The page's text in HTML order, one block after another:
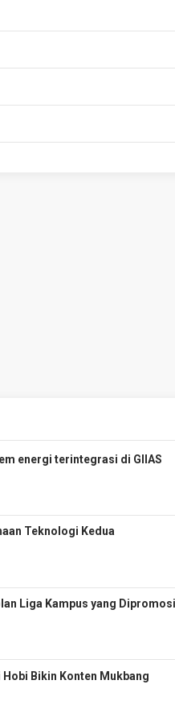
energi terintegrasi di GIIAS
Teknologi Kedua
Liga Kampus yang
Bikin Konten Mukbang